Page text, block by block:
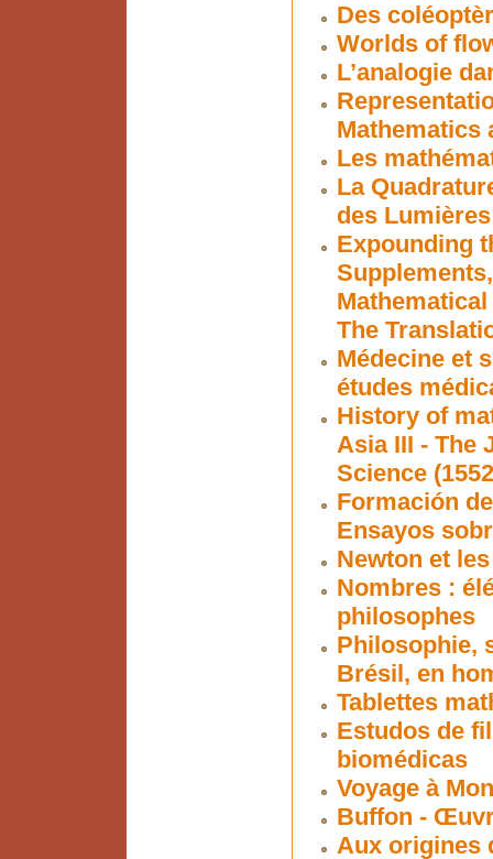
Des
Worlds of
L’analogie
Mathematics
Les
La
des Lumières
Expounding
The
Médecine et
études
History of
Asia III - The
Science
Formación
Ensayos
Newton et
Nombres :
philosophes
Philosophie,
Brésil, en
Tablettes
Estudos de
biomédicas
Voyage à
Buffon -
Aux origines